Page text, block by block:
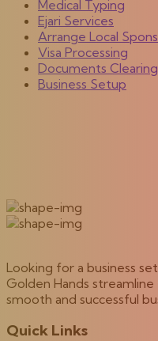
Medical Typing
Ejari Services
Arrange Local
Visa Processing
Documents Clearing
Business Setup
Looking for a business
Golden Hands
smooth and successful
Quick Links